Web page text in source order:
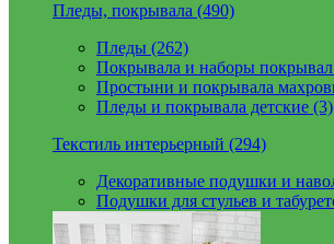
Пледы, покрывала (490)
Пледы (262)
Покрывала и наборы
Простыни и покрывала
Пледы и покрывала детские (3)
Текстиль интерьерный (294)
Декоративные подушки и
Подушки для стульев и